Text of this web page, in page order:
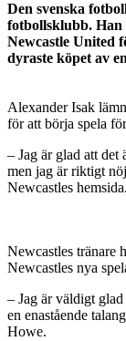
Den svenska
fotbollsklubb. Han
Newcastle United
dyraste köpet av
Alexander Isak
för att börja spela
– Jag är glad att
men jag är riktigt
Newcastles hemsida.
Newcastles tränare
Newcastles nya
– Jag är väldigt
en enastående
Howe.